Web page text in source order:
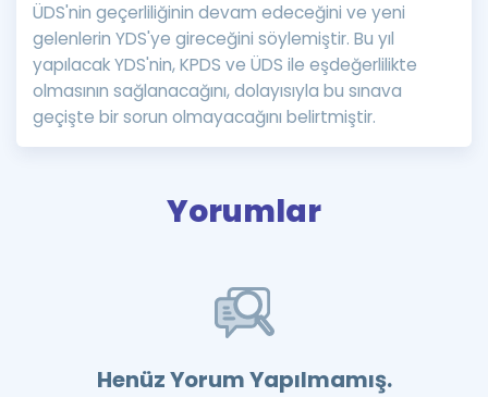
Blog
İngilizce Gramer
ÜDS'nin geçerliliğinin devam edeceğini ve yeni
gelenlerin YDS'ye gireceğini söylemiştir. Bu yıl
yapılacak YDS'nin, KPDS ve ÜDS ile eşdeğerlilikte
olmasının sağlanacağını, dolayısıyla bu sınava
geçişte bir sorun olmayacağını belirtmiştir.
Yorumlar
Henüz Yorum Yapılmamış.